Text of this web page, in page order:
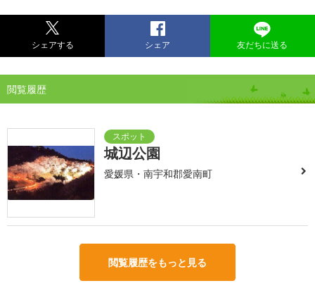
シェアする シェア 友だちに送る
閲覧履歴
城辺公園
愛媛県・南宇和郡愛南町
閲覧履歴をもっと見る